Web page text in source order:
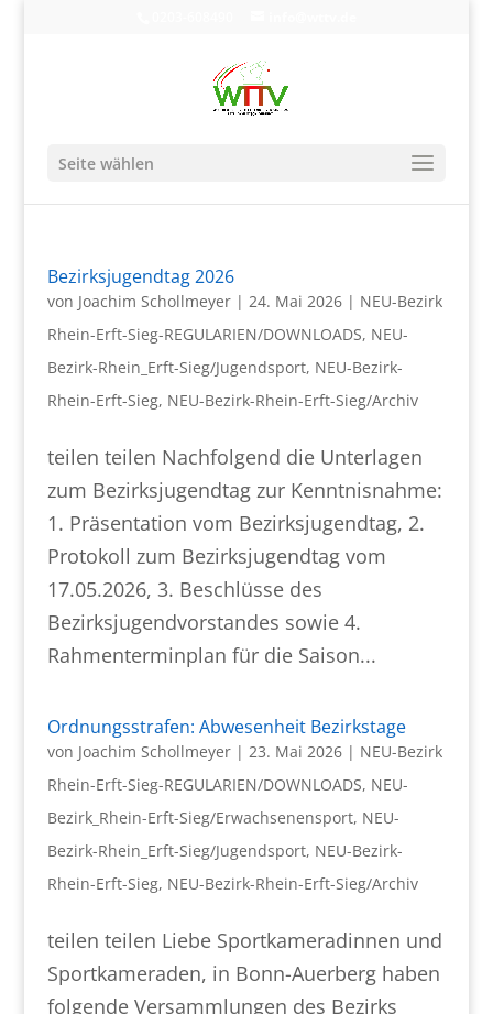
Seite wählen
Bezirksjugendtag 2026
von Joachim Schollmeyer| 24. Mai 2026| NEU-Bezirk
Rhein-Erft-Sieg-REGULARIEN/DOWNLOADS, NEU-
Bezirk-Rhein_Erft-Sieg/Jugendsport, NEU-Bezirk-
Rhein-Erft-Sieg, NEU-Bezirk-Rhein-Erft-Sieg/Archiv
teilen teilen Nachfolgend die Unterlagen
zum Bezirksjugendtag zur Kenntnisnahme:
1. Präsentation vom Bezirksjugendtag, 2.
Protokoll zum Bezirksjugendtag vom
17.05.2026, 3. Beschlüsse des
Bezirksjugendvorstandes sowie 4.
Rahmenterminplan für die Saison...
Ordnungsstrafen: Abwesenheit Bezirkstage
von Joachim Schollmeyer| 23. Mai 2026| NEU-Bezirk
Rhein-Erft-Sieg-REGULARIEN/DOWNLOADS, NEU-
Bezirk_Rhein-Erft-Sieg/Erwachsenensport, NEU-
Bezirk-Rhein_Erft-Sieg/Jugendsport, NEU-Bezirk-
Rhein-Erft-Sieg, NEU-Bezirk-Rhein-Erft-Sieg/Archiv
teilen teilen Liebe Sportkameradinnen und
Sportkameraden, in Bonn-Auerberg haben
folgende Versammlungen des Bezirks